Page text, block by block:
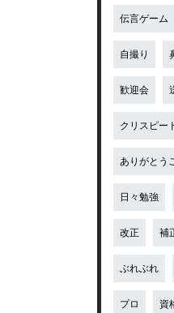
伝言ゲーム
自撮り
歓迎会
クリスピー
ありがとう
日々勉強
改正 補
ぶれぶれ
プロ 資